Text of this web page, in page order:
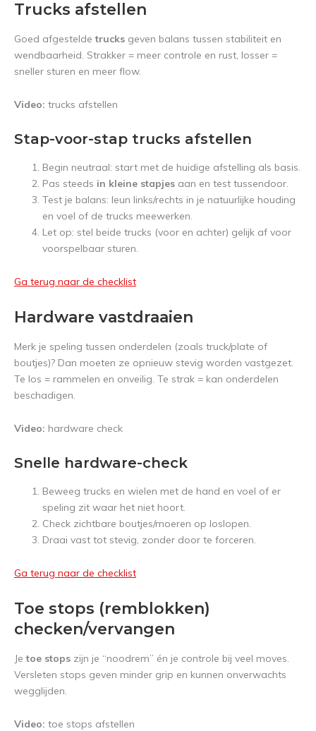
Trucks afstellen
Goed afgesteldetrucks geven balans tussen stabiliteit en
wendbaarheid. Strakker = meer controle en rust, losser =
sneller sturen en meer flow.
Video: trucks afstellen
Stap-voor-stap trucks afstellen
Begin neutraal: start met de huidige afstelling als basis.
Pas steeds in kleine stapjes aan en test tussendoor.
Test je balans: leun links/rechts in je natuurlijke houding
en voel of de trucks meewerken.
Let op: stel beide trucks (voor en achter) gelijk af voor
voorspelbaar sturen.
Ga terug naar de checklist
Hardware vastdraaien
Merk je speling tussen onderdelen (zoals truck/plate of
boutjes)? Dan moeten ze opnieuw stevig worden vastgezet.
Te los = rammelen en onveilig. Te strak = kan onderdelen
beschadigen.
Video: hardware check
Snelle hardware-check
Beweeg trucks en wielen met de hand en voel of er
speling zit waar het niet hoort.
Check zichtbare boutjes/moeren op loslopen.
Draai vast tot stevig, zonder door te forceren.
Ga terug naar de checklist
Toe stops (remblokken)
checken/vervangen
Jetoe stops zijn je “noodrem” én je controle bij veel moves.
Versleten stops geven minder grip en kunnen onverwachts
wegglijden.
Video: toe stops afstellen